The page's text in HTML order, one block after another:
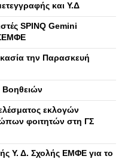
και Υ.Δ
SPINQ Gemini
την Παρασκευή
Βοηθειών
εκλογών
φοιτητών στη ΓΣ
Υ. Δ. Σχολής ΕΜΦΕ για το